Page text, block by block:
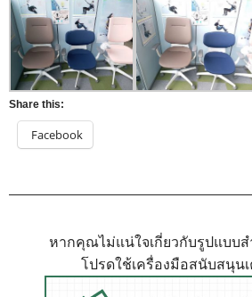
Share this:
Facebook
หากคุณไม่แน่ใจเกี่ยวกับรูปแบบ
โปรดใช้เครื่องมือสนับสนุน